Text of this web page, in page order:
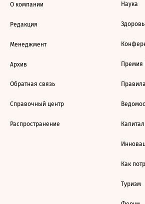
О компании
Редакция
Менеджмент
Архив
Обратная связь
Справочный центр
Распространение
Наука
Премия
Капитал
Как
Туризм